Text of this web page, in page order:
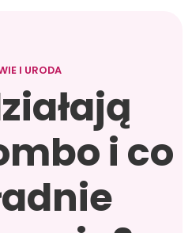
I URODA
i co